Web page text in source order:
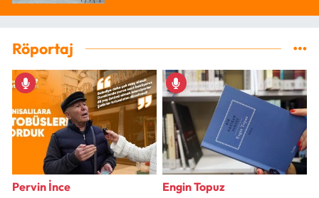
Röportaj
Pervin İnce
Engin Topuz